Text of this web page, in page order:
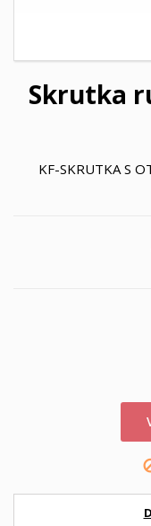
Skrutka
KF-SKRUTKA S